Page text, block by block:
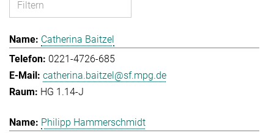
Catherina Baitzel
0221-4726-685
catherina.baitzel@sf.mpg.de
HG 1.14-J
Philipp Hammerschmidt